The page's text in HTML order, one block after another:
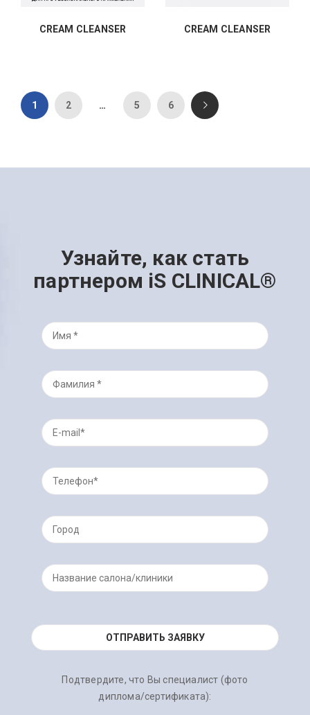
CREAM CLEANSER CREAM CLEANSER
1 2 … 5 6
Узнайте, как стать
партнером iS CLINICAL®
Подтвердите, что Вы специалист (фото
диплома/сертификата):